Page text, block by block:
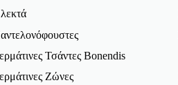
Τσάντες Bonendis
Ζώνες